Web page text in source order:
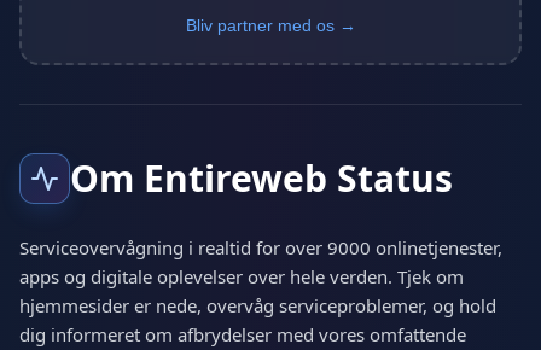
Bliv partner med os →
Om Entireweb Status
Serviceovervågning i realtid for over 9000 onlinetjenester,
apps og digitale oplevelser over hele verden. Tjek om
hjemmesider er nede, overvåg serviceproblemer, og hold
dig informeret om afbrydelser med vores omfattende